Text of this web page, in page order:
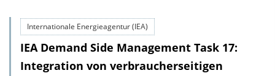
s
z
u
Internationale Energieagentur (IEA)
IEA Demand Side Management Task 17:
Integration von verbraucherseitigen